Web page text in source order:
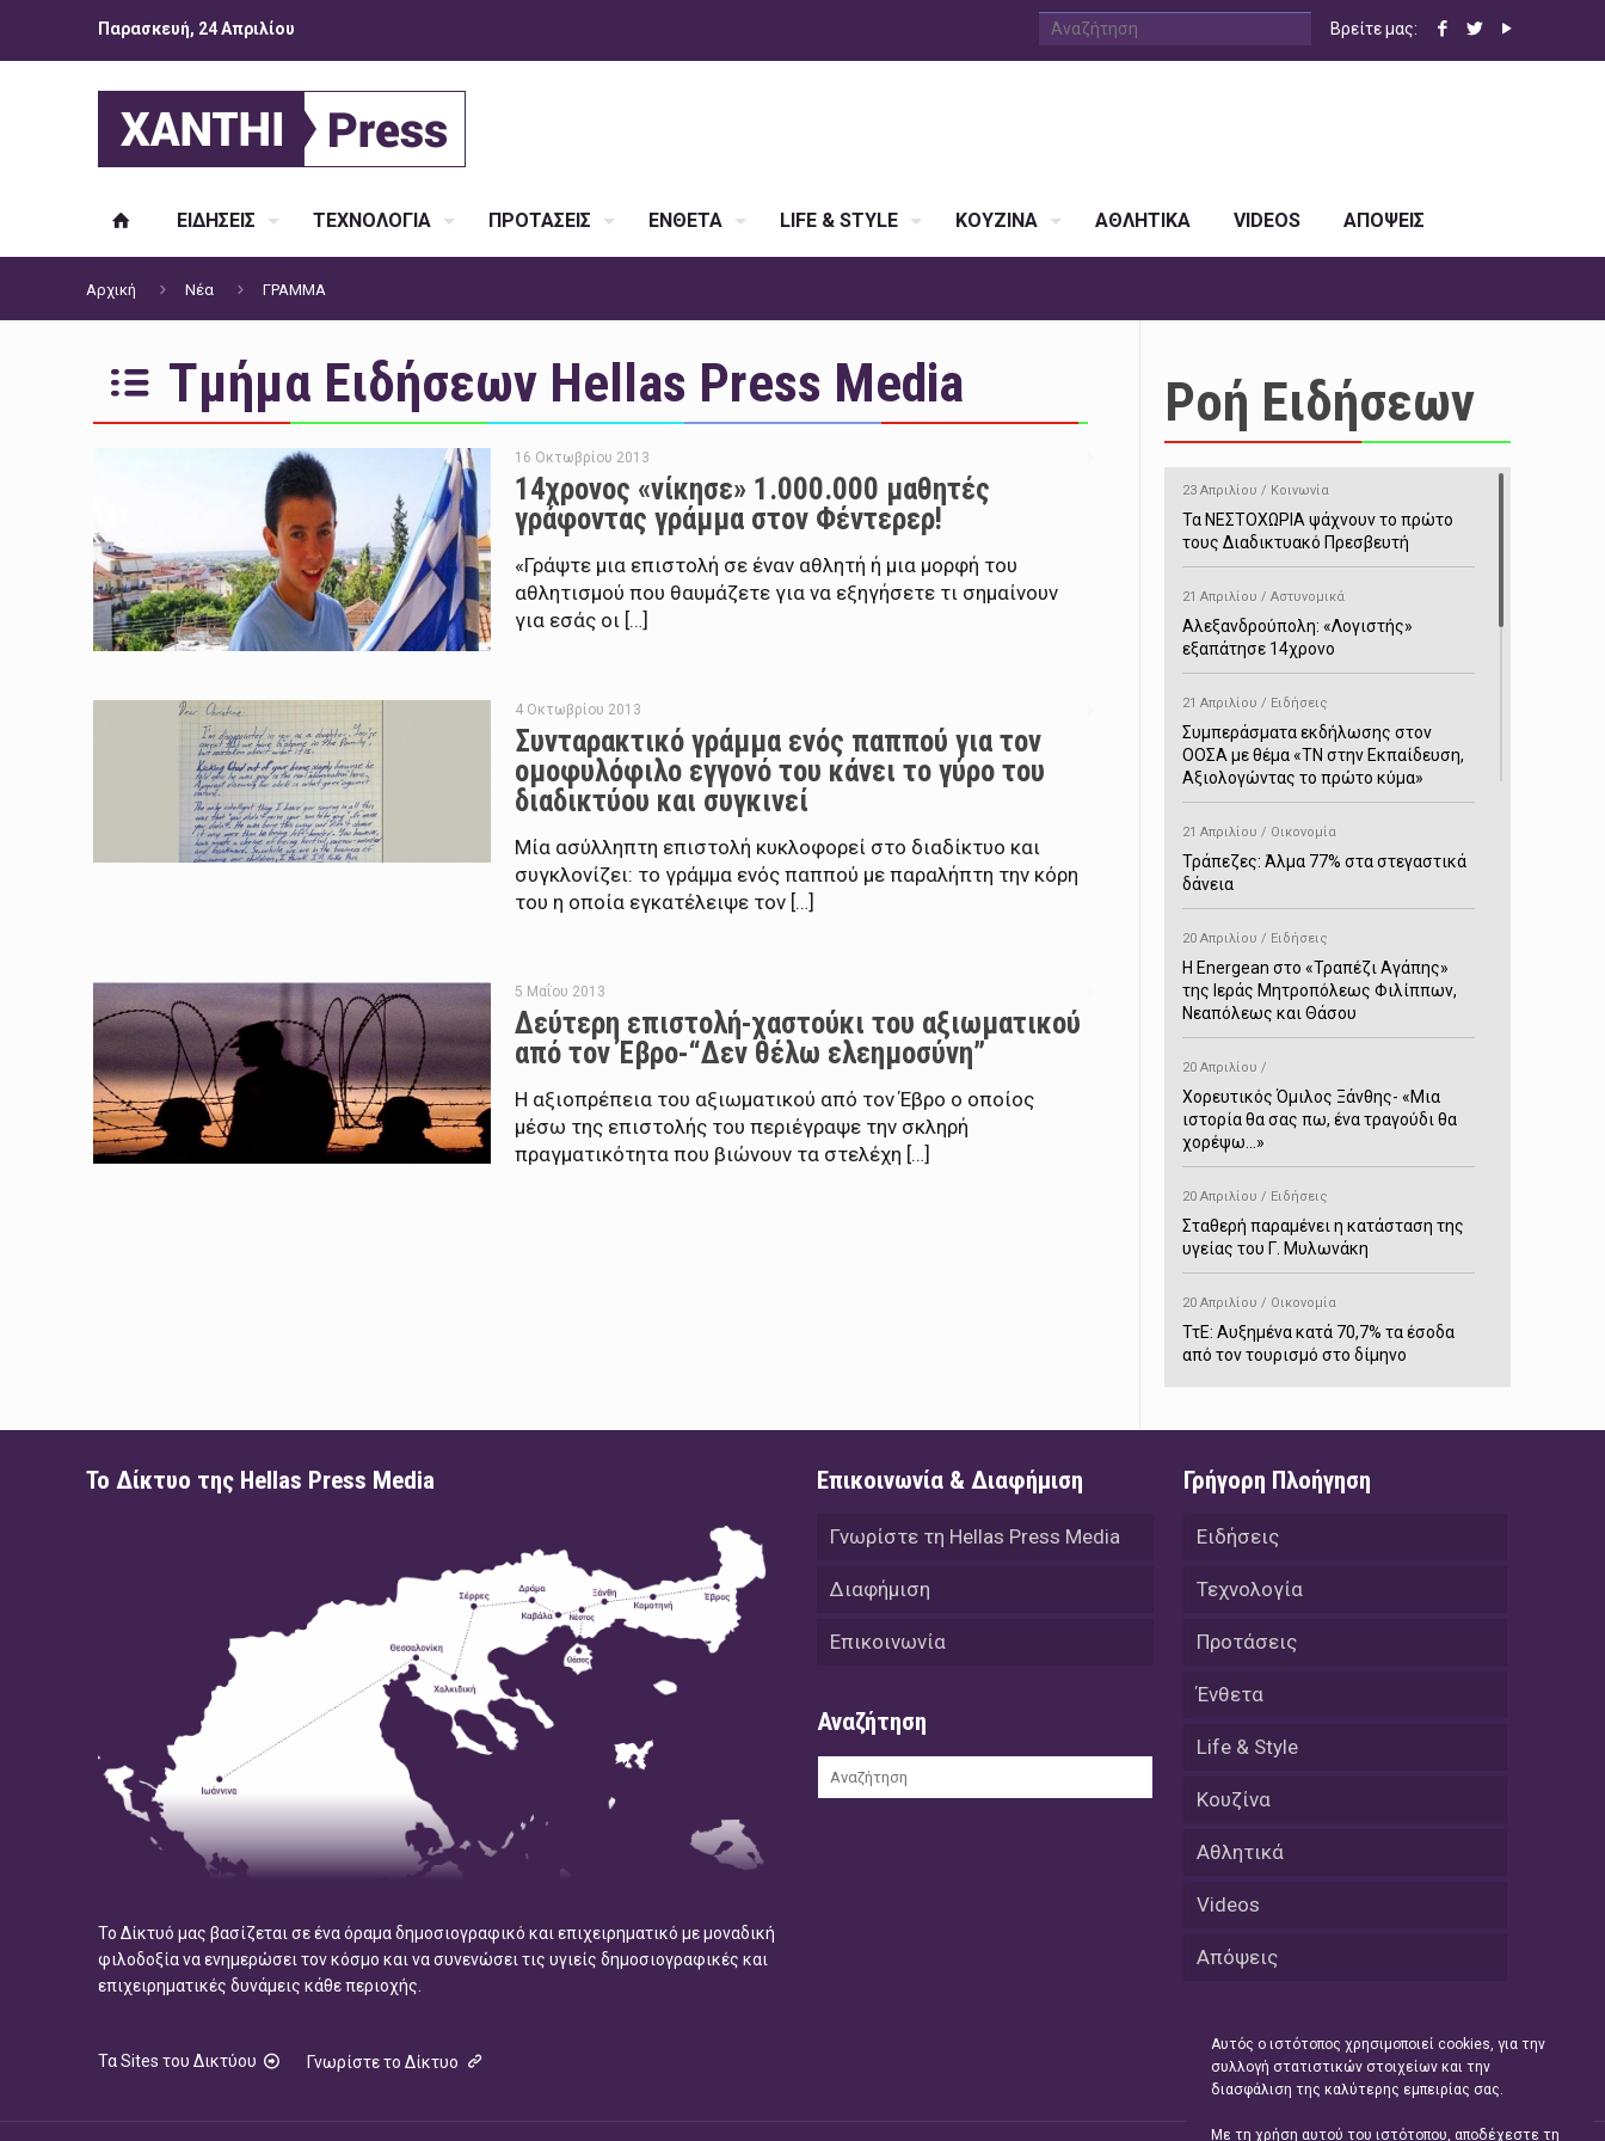
Παρασκευή, 24 Απριλίου Βρείτε μας:
ΕΙΔΗΣΕΙΣ ΤΕΧΝΟΛΟΓΙΑ ΠΡΟΤΑΣΕΙΣ ΕΝΘΕΤΑ LIFE & STYLE ΚΟΥΖΙΝΑ ΑΘΛΗΤΙΚΑ VIDEOS ΑΠΟΨΕΙΣ
Αρχική Νέα ΓΡΑΜΜΑ
Τμήμα Ειδήσεων Hellas Press Media
16 Οκτωβρίου 2013
14χρονος «νίκησε» 1.000.000 μαθητές
γράφοντας γράμμα στον Φέντερερ!
«Γράψτε μια επιστολή σε έναν αθλητή ή μια μορφή του
αθλητισμού που θαυμάζετε για να εξηγήσετε τι σημαίνουν
για εσάς οι […]
4 Οκτωβρίου 2013
Συνταρακτικό γράμμα ενός παππού για τον
ομοφυλόφιλο εγγονό του κάνει το γύρο του
διαδικτύου και συγκινεί
Μία ασύλληπτη επιστολή κυκλοφορεί στο διαδίκτυο και
συγκλονίζει: το γράμμα ενός παππού με παραλήπτη την κόρη
του η οποία εγκατέλειψε τον […]
5 Μαΐου 2013
Δεύτερη επιστολή-χαστούκι του αξιωματικού
από τον Έβρο-“Δεν θέλω ελεημοσύνη”
Η αξιοπρέπεια του αξιωματικού από τον Έβρο ο οποίος
μέσω της επιστολής του περιέγραψε την σκληρή
πραγματικότητα που βιώνουν τα στελέχη […]
Ροή Ειδήσεων
23 Απριλίου / Κοινωνία
Τα ΝΕΣΤΟΧΩΡΙΑ ψάχνουν το πρώτο
τους Διαδικτυακό Πρεσβευτή
21 Απριλίου / Αστυνομικά
Αλεξανδρούπολη: «Λογιστής»
εξαπάτησε 14χρονο
21 Απριλίου / Ειδήσεις
Συμπεράσματα εκδήλωσης στον
ΟΟΣΑ με θέμα «ΤΝ στην Εκπαίδευση,
Αξιολογώντας το πρώτο κύμα»
21 Απριλίου / Οικονομία
Τράπεζες: Άλμα 77% στα στεγαστικά
δάνεια
20 Απριλίου / Ειδήσεις
H Energean στο «Τραπέζι Αγάπης»
της Ιεράς Μητροπόλεως Φιλίππων,
Νεαπόλεως και Θάσου
20 Απριλίου /
Χορευτικός Όμιλος Ξάνθης- «Mια
ιστορία θα σας πω, ένα τραγούδι θα
χορέψω…»
20 Απριλίου / Ειδήσεις
Σταθερή παραμένει η κατάσταση της
υγείας του Γ. Μυλωνάκη
20 Απριλίου / Οικονομία
ΤτΕ: Αυξημένα κατά 70,7% τα έσοδα
από τον τουρισμό στο δίμηνο
20 Απριλίου / Αστυνομικά
πιστολιού κρότου – αερίου
20 Απριλίου / Κόσμος
Δεύτερο τσουνάμι ύψους 80
Παρουσίαση του Κοινού
Σπουδών «Evolutionary Medicine» από
20 Απριλίου / Οικονομία
δείκτης κύκλου εργασιών στη
βιομηχανία τον Φεβρουάριο εφέτος
«εκμεταλλεύτηκε» την κληρονομιά
των Παγετώνων
Το Δίκτυο της Hellas Press Media
Το Δίκτυό μας βασίζεται σε ένα όραμα δημοσιογραφικό και επιχειρηματικό με μοναδική
φιλοδοξία να ενημερώσει τον κόσμο και να συνενώσει τις υγιείς δημοσιογραφικές και
επιχειρηματικές δυνάμεις κάθε περιοχής.
Τα Sites του Δικτύου Γνωρίστε το Δίκτυο
Επικοινωνία & Διαφήμιση
Γνωρίστε τη Hellas Press Media
Διαφήμιση
Επικοινωνία
Αναζήτηση
Γρήγορη Πλοήγηση
Ειδήσεις
Τεχνολογία
Προτάσεις
Ένθετα
Life & Style
Κουζίνα
Αθλητικά
Videos
Απόψεις
Αυτός ο ιστότοπος χρησιμοποιεί cookies, για την
συλλογή στατιστικών στοιχείων και την
διασφάλιση της καλύτερης εμπειρίας σας.
Με τη χρήση αυτού του ιστότοπου, αποδέχεστε τη